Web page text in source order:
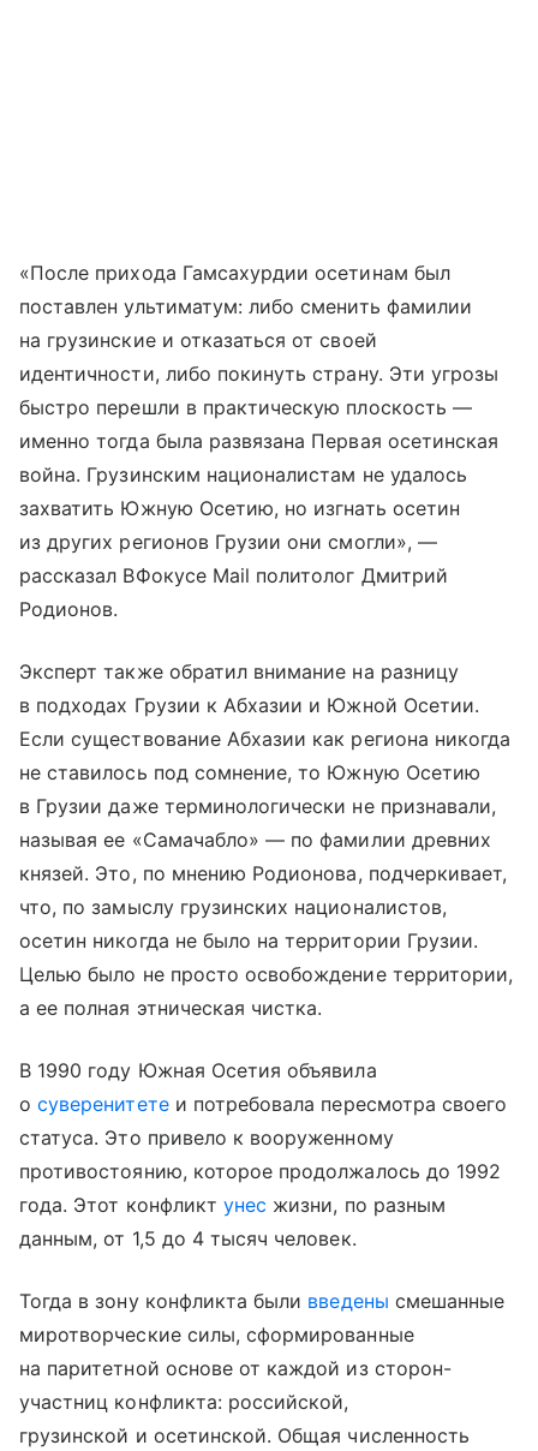
«После прихода Гамсахурдии осетинам был
поставлен ультиматум: либо сменить фамилии
на грузинские и отказаться от своей
идентичности, либо покинуть страну. Эти угрозы
быстро перешли в практическую плоскость —
именно тогда была развязана Первая осетинская
война. Грузинским националистам не удалось
захватить Южную Осетию, но изгнать осетин
из других регионов Грузии они смогли», —
рассказал ВФокусе Mail политолог Дмитрий
Родионов.
Эксперт также обратил внимание на разницу
в подходах Грузии к Абхазии и Южной Осетии.
Если существование Абхазии как региона никогда
не ставилось под сомнение, то Южную Осетию
в Грузии даже терминологически не признавали,
называя ее «Самачабло» — по фамилии древних
князей. Это, по мнению Родионова, подчеркивает,
что, по замыслу грузинских националистов,
осетин никогда не было на территории Грузии.
Целью было не просто освобождение территории,
а ее полная этническая чистка.
В 1990 году Южная Осетия объявила
осуверенитетеи потребовала пересмотра своего
статуса. Это привело к вооруженному
противостоянию, которое продолжалось до 1992
года. Этот конфликт унес жизни, по разным
данным, от 1,5 до 4 тысяч человек.
Тогда в зону конфликта были введены смешанные
миротворческие силы, сформированные
на паритетной основе от каждой из сторон-
участниц конфликта: российской,
грузинской и осетинской. Общая численность